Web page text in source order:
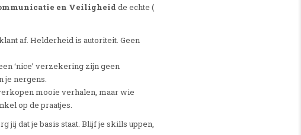
en Veiligheid de echte (
af. Helderheid is autoriteit. Geen
‘nice’ verzekering zijn geen
je nergens.
mooie verhalen, maar wie
op de praatjes.
jij dat je basis staat. Blijf je skills uppen,